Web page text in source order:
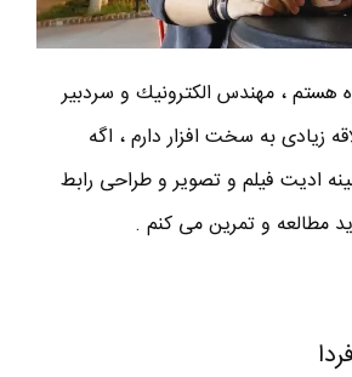
هستم ، مهندس الكترونيك و سردبير
زیادی به سخت افزار دارم ، اگه
ادیت فیلم و تصویر و طراحی رابط
مطالعه و تمرین می کنم .